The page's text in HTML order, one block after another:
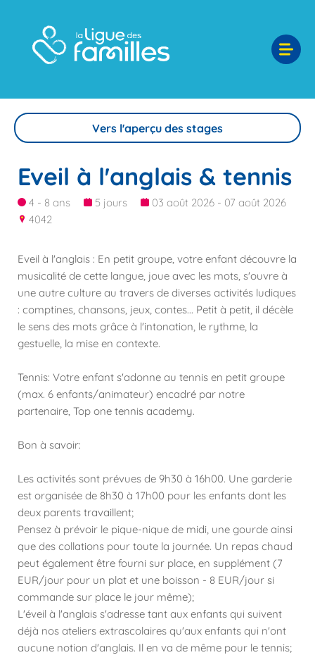
Vers l'aperçu des stages
Eveil à l'anglais & tennis
4 - 8 ans 5 jours
03 août 2026 - 07 août 2026
4042
Eveil à l'anglais : En petit groupe, votre enfant découvre la
musicalité de cette langue, joue avec les mots, s'ouvre à
une autre culture au travers de diverses activités ludiques
: comptines, chansons, jeux, contes... Petit à petit, il décèle
le sens des mots grâce à l'intonation, le rythme, la
gestuelle, la mise en contexte.
Tennis: Votre enfant s'adonne au tennis en petit groupe
(max. 6 enfants/animateur) encadré par notre
partenaire, Top one tennis academy.
Bon à savoir:
Les activités sont prévues de 9h30 à 16h00. Une garderie
est organisée de 8h30 à 17h00 pour les enfants dont les
deux parents travaillent;
Pensez à prévoir le pique-nique de midi, une gourde ainsi
que des collations pour toute la journée. Un repas chaud
peut également être fourni sur place, en supplément (7
EUR/jour pour un plat et une boisson - 8 EUR/jour si
commande sur place le jour même);
L'éveil à l'anglais s'adresse tant aux enfants qui suivent
déjà nos ateliers extrascolaires qu'aux enfants qui n'ont
aucune notion d'anglais. Il en va de même pour le tennis;